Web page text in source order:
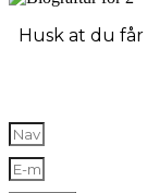
Husk at du får